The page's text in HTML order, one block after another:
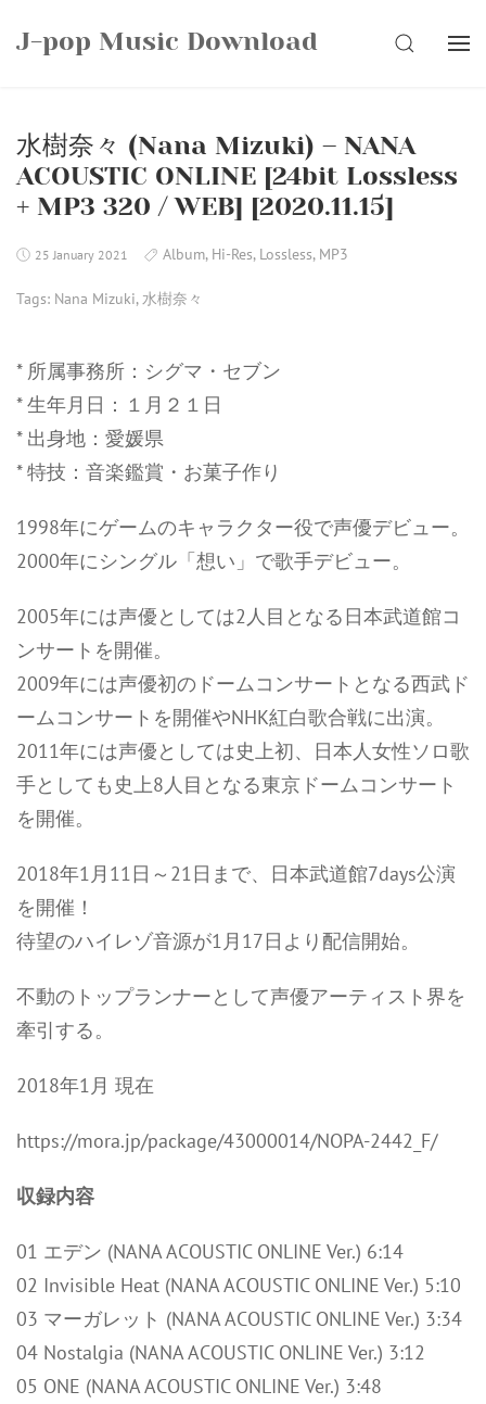
J-pop Music Download SEARCH
水樹奈々 (Nana Mizuki) – NANA
ACOUSTIC ONLINE [24bit Lossless
+ MP3 320 / WEB] [2020.11.15]
25 January 2021 Album, Hi-Res, Lossless, MP3
Tags: Nana Mizuki,水樹奈々
* 所属事務所：シグマ・セブン
* 生年月日：１月２１日
* 出身地：愛媛県
* 特技：音楽鑑賞・お菓子作り
1998年にゲームのキャラクター役で声優デビュー。
2000年にシングル「想い」で歌手デビュー。
2005年には声優としては2人目となる日本武道館コ
ンサートを開催。
2009年には声優初のドームコンサートとなる西武ド
ームコンサートを開催やNHK紅白歌合戦に出演。
2011年には声優としては史上初、日本人女性ソロ歌
手としても史上8人目となる東京ドームコンサート
を開催。
2018年1月11日～21日まで、日本武道館7days公演
を開催！
待望のハイレゾ音源が1月17日より配信開始。
不動のトップランナーとして声優アーティスト界を
牽引する。
2018年1月 現在
https://mora.jp/package/43000014/NOPA-2442_F/
収録内容
01 エデン (NANA ACOUSTIC ONLINE Ver.) 6:14
02 Invisible Heat (NANA ACOUSTIC ONLINE Ver.) 5:10
03 マーガレット (NANA ACOUSTIC ONLINE Ver.) 3:34
04 Nostalgia (NANA ACOUSTIC ONLINE Ver.) 3:12
05 ONE (NANA ACOUSTIC ONLINE Ver.) 3:48